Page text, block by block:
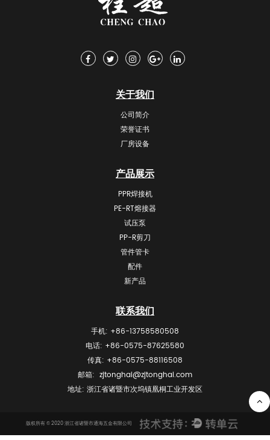
关于我们
公司简介
荣誉证书
厂房设备
产品展示
PPR焊接机
PE-RT熔接器
试压泵
PP-R剪刀
管件管卡
配件
新产品
联系我们
手机: +86-13758580508
电话: +86-0575-87625580
传真: +86-0575-88116508
邮箱: zjtonghai@zjtonghai.com
地址: 浙江省诸暨市次坞镇凰桐工业开发区
版权所有 © 2020 浙江省诸暨市通海五金有限公司